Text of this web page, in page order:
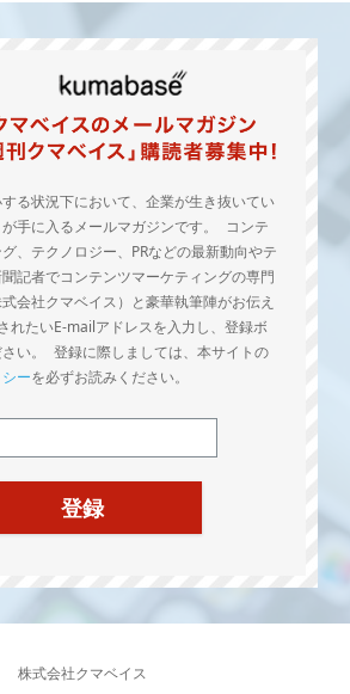
る状況下において、企業が生き抜いてい
が手に入るメールマガジンです。 コンテ
、テクノロジー、PRなどの最新動向やテ
記者でコンテンツマーケティングの専門
会社クマベイス）と豪華執筆陣がお伝え
れたいE-mailアドレスを入力し、登録ボ
い。 登録に際しましては、本サイトの
ーを必ずお読みください。
株式会社クマベイス